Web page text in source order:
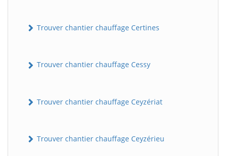
Trouver chantier chauffage Certines
Trouver chantier chauffage Cessy
Trouver chantier chauffage Ceyzériat
Trouver chantier chauffage Ceyzérieu